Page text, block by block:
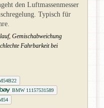
den Luftmassenmesser
Typisch für
Gemischabweichung
Fahrbarkeit bei
BMW 11157531589